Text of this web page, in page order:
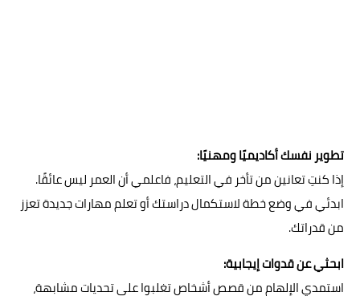
تطوير نفسك أكاديميًا ومهنيًا:
إذا كنتِ تعانين من تأخر في التعليم، فاعلمي أن العمر ليس عائقًا.
ابدئي في وضع خطة لاستكمال دراستك أو تعلم مهارات جديدة تعزز
من قدراتك.
ابحثي عن قدوات إيجابية:
استمدي الإلهام من قصص أشخاص تغلبوا على تحديات مشابهة،